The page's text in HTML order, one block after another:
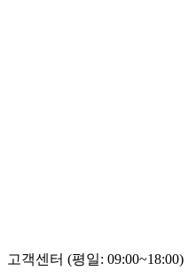
고객센터 (평일: 09:00~18:00)